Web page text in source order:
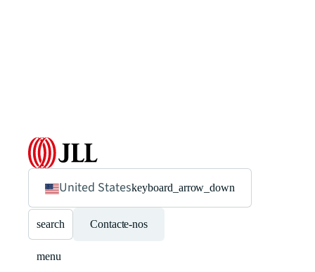
United Stateskeyboard_arrow_down
search Contacte-nos
menu